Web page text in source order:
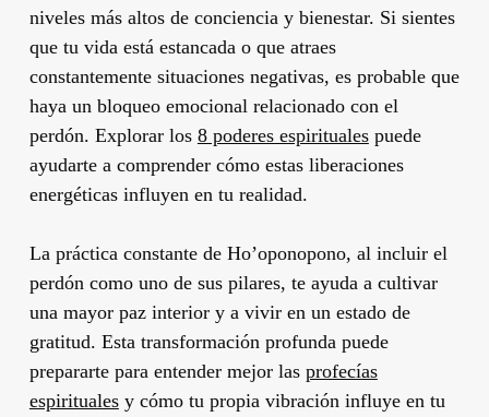
niveles más altos de conciencia y bienestar. Si sientes
que tu vida está estancada o que atraes
constantemente situaciones negativas, es probable que
haya un bloqueo emocional relacionado con el
perdón. Explorar los 8 poderes espiritualespuede
ayudarte a comprender cómo estas liberaciones
energéticas influyen en tu realidad.
La práctica constante de Ho’oponopono, al incluir el
perdón como uno de sus pilares, te ayuda a cultivar
una mayor paz interior y a vivir en un estado de
gratitud. Esta transformación profunda puede
prepararte para entender mejor las profecías
espiritualesy cómo tu propia vibración influye en tu